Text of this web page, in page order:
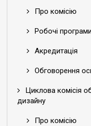
Про комісію
Робочі
Акредитація
Обговорення
Циклова комісія
дизайну
Про комісію